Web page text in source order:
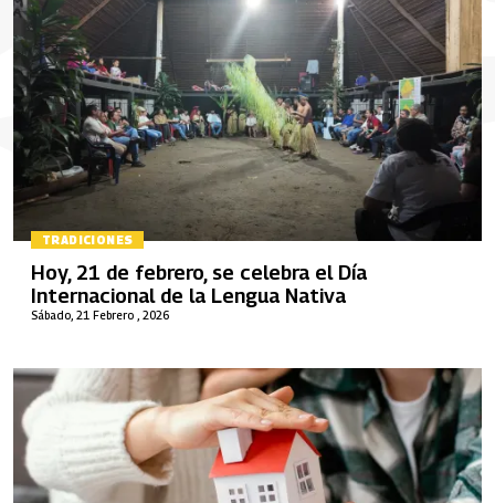
TRADICIONES
Sábado, 21 Febrero , 2026
Hoy, 21 de febrero, se celebra el Día
Internacional de la Lengua Nativa